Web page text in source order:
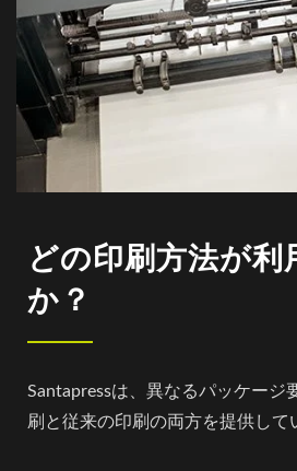
どの印刷方法が利
か？
Santapressは、異なるパッケージ
刷と従来の印刷の両方を提供して